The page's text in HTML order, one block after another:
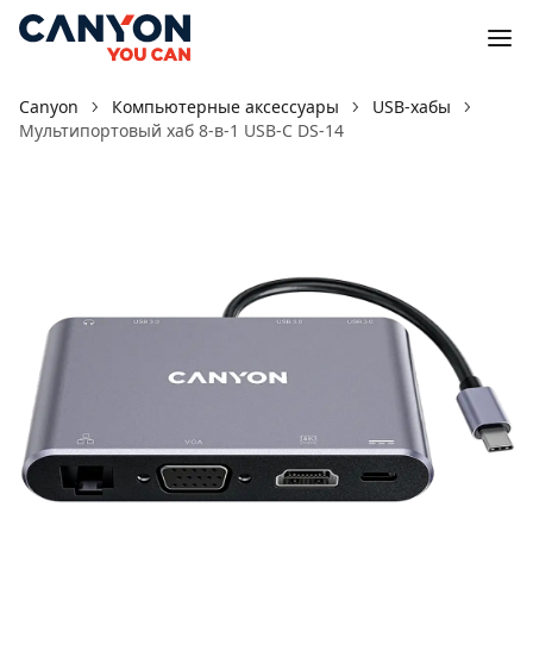
Canyon Компьютерные аксессуары
USB-хабы
Мультипортовый хаб 8-в-1 USB-C DS-14